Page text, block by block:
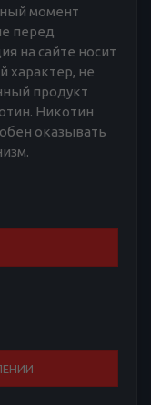
момент
перед
на сайте носит
характер, не
продукт
Никотин
оказывать